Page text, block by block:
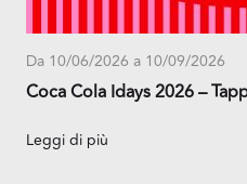
Da 10/06/2026 a 10/09/2026
Coca Cola Idays 2026 –
Leggi di più